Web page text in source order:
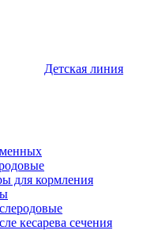
Детская линия
для кормления
кесарева сечения